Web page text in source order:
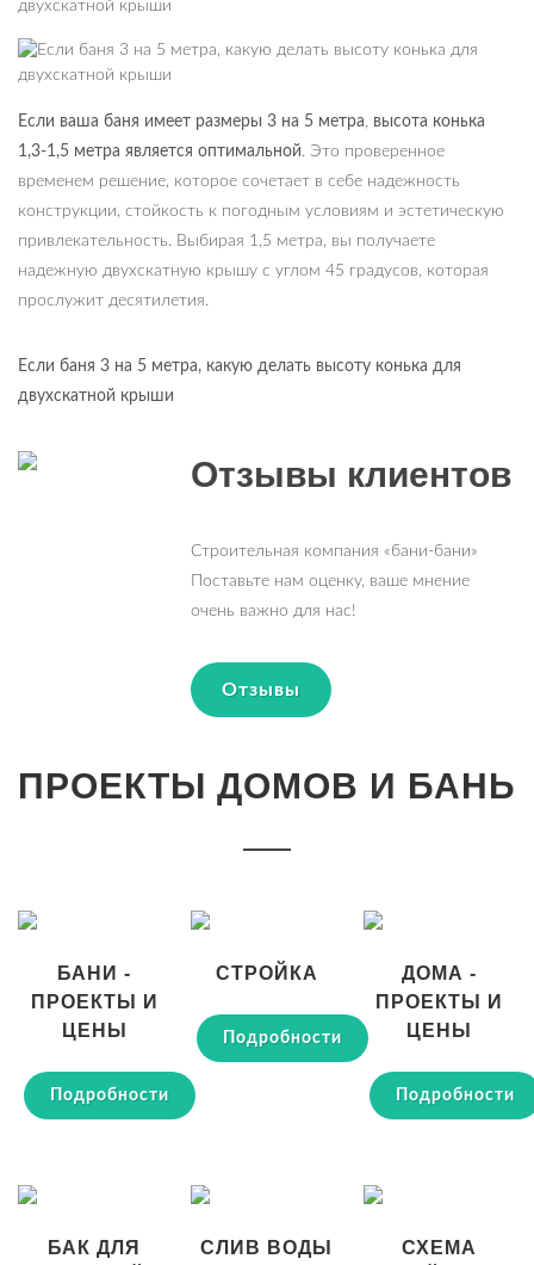
Если ваша баня имеет размеры 3 на 5 метра, высота конька
1,3-1,5 метра является оптимальной. Это проверенное
временем решение, которое сочетает в себе надежность
конструкции, стойкость к погодным условиям и эстетическую
привлекательность. Выбирая 1,5 метра, вы получаете
надежную двухскатную крышу с углом 45 градусов, которая
прослужит десятилетия.
Если баня 3 на 5 метра, какую делать высоту конька для
двухскатной крыши
Отзывы клиентов
Строительная компания «бани-бани»
Поставьте нам оценку, ваше мнение
очень важно для нас!
Отзывы
ПРОЕКТЫ ДОМОВ И БАНЬ
БАНИ -
ПРОЕКТЫ И
ЦЕНЫ
Подробности
СТРОЙКА
Подробности
ДОМА -
ПРОЕКТЫ И
ЦЕНЫ
Подробности
БАК ДЛЯ
СЛИВ ВОДЫ
СХЕМА